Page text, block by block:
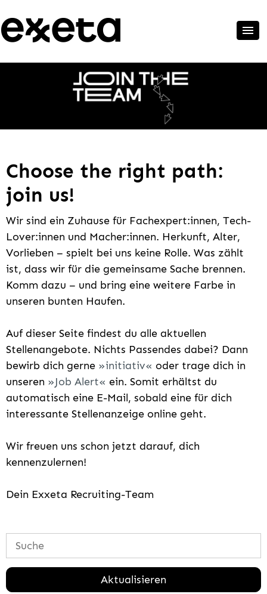
Choose the right path:
join us!
Wir sind ein Zuhause für Fachexpert:innen, Tech-
Lover:innen und Macher:innen. Herkunft, Alter,
Vorlieben – spielt bei uns keine Rolle. Was zählt
ist, dass wir für die gemeinsame Sache brennen.
Komm dazu – und bring eine weitere Farbe in
unseren bunten Haufen.
Auf dieser Seite findest du alle aktuellen
Stellenangebote. Nichts Passendes dabei? Dann
bewirb dich gerne
initiativ
oder trage dich in
unseren
Job Alert
ein. Somit erhältst du
automatisch eine E-Mail, sobald eine für dich
interessante Stellenanzeige online geht.
Wir freuen uns schon jetzt darauf, dich
kennenzulernen!
Dein Exxeta Recruiting-Team
Aktualisieren